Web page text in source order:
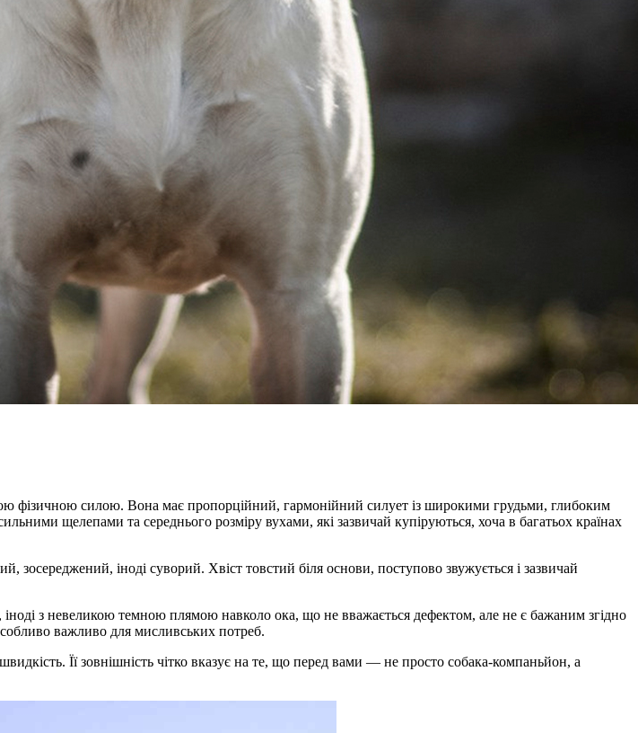
фізичною силою. Вона має пропорційний, гармонійний силует із широкими грудьми, глибоким
щелепами та середнього розміру вухами, які зазвичай купіруються, хоча в багатьох країнах
іноді суворий. Хвіст товстий біля основи, поступово звужується і зазвичай
іноді з невеликою темною плямою навколо ока, що не вважається дефектом, але не є бажаним згідно
важливо для мисливських потреб.
Її зовнішність чітко вказує на те, що перед вами — не просто собака-компаньйон, а